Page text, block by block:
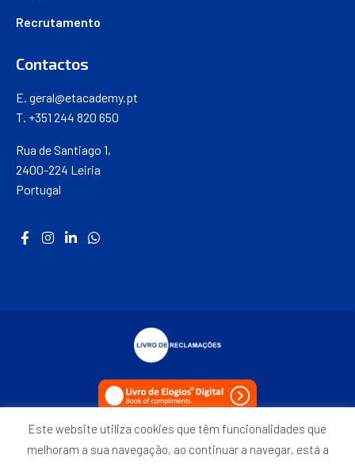
Recrutamento
Contactos
E. geral@etacademy.pt
T. +351 244 820 650
Rua de Santiago 1,
2400-224 Leiria
Portugal
Política de Privacidade
Este website utiliza cookies que têm funcionalidades que
melhoram a sua navegação, ao continuar a navegar, está a